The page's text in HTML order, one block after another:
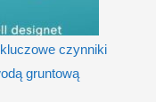
czynniki
gruntową